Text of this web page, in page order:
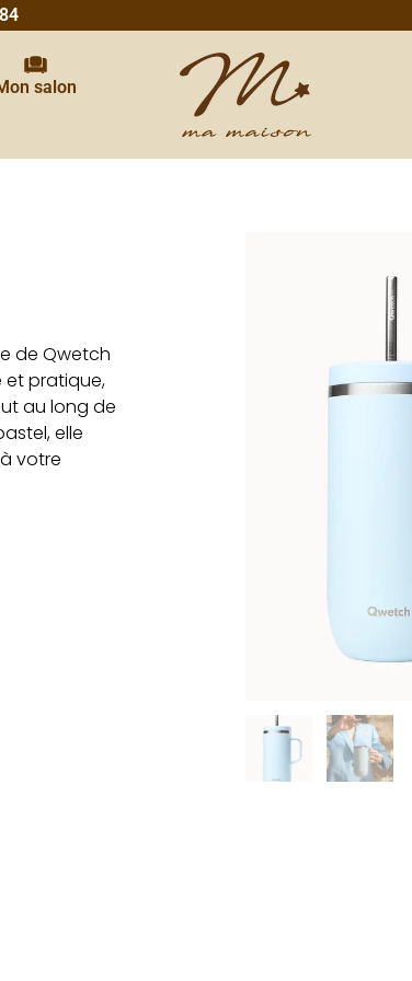
salon
de Qwetch
et pratique,
au long de
elle
votre